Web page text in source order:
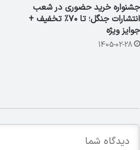
جشنواره خرید حضوری در شعب
انتشارات جنگل؛ تا ۷۰٪ تخفیف +
جوایز ویژه
1405-02-28